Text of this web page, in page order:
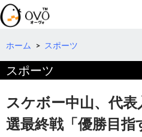
検
索
コ
テ
へ
動
ホーム > スポーツ
スポーツ
スケボー中山、代
選最終戦「優勝目指